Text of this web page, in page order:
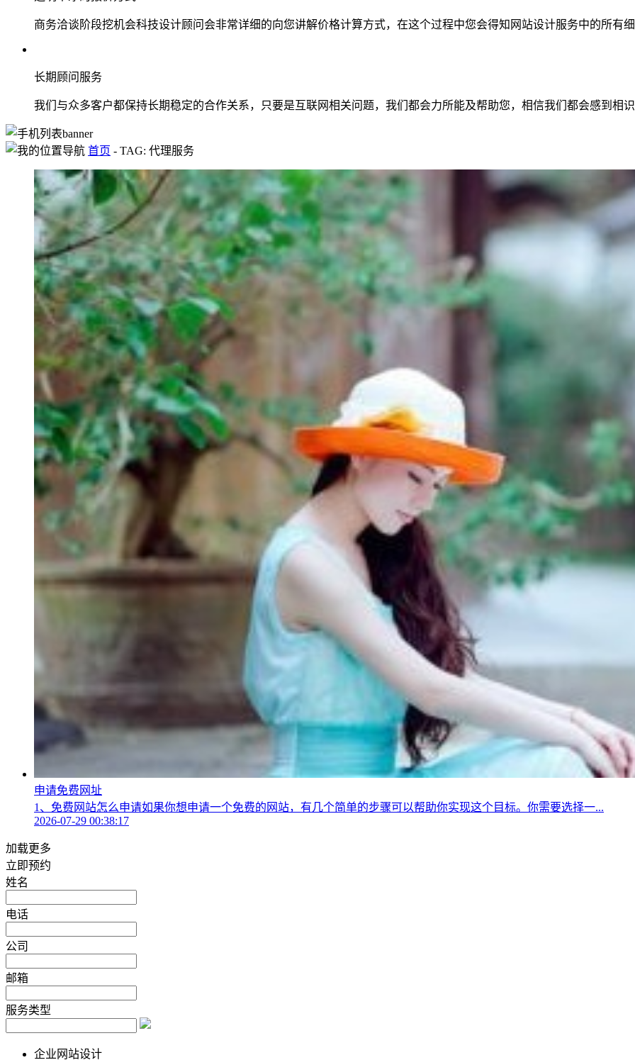
商务洽谈阶段挖机会科技设计顾问会非常详细的向您讲解价格计算方式，在这个过程中您会得知网站设计服务中的所有
长期顾问服务
我们与众多客户都保持长期稳定的合作关系，只要是互联网相关问题，我们都会力所能及帮助您，相信我们都会感到相
首页 - TAG: 代理服务
申请免费网址
1、免费网站怎么申请如果你想申请一个免费的网站，有几个简单的步骤可以帮助你实现这个目标。你需要选择一...
2026-07-29 00:38:17
加载更多
立即预约
姓名
电话
公司
邮箱
服务类型
企业网站设计